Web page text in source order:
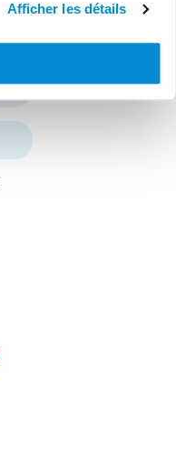
Afficher les détails